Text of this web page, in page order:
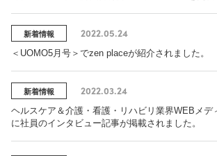
新着情報 2022.05.24
＜UOMO5月号＞でzen placeが紹介されました。
新着情報 2022.03.24
ヘルスケア＆介護・看護・リハビリ業界WEBメデ
に社員のインタビュー記事が掲載されました。